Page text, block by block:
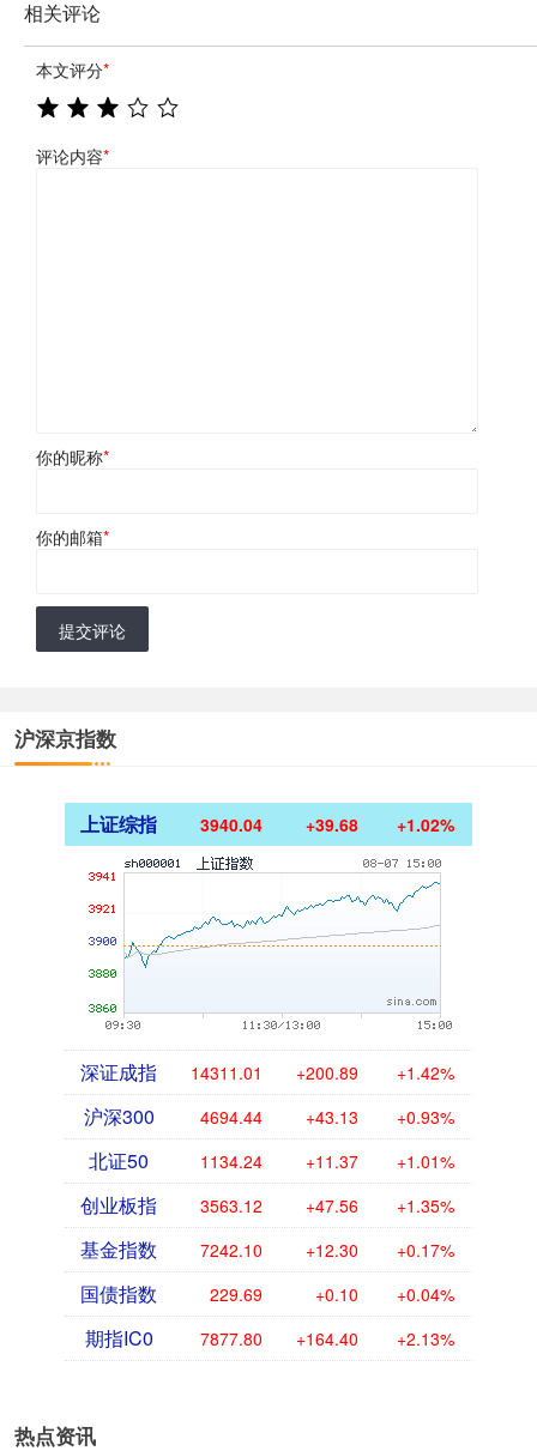
相关评论
本文评分*
评论内容*
你的昵称*
你的邮箱*
提交评论
沪深京指数
上证综指 3940.04 +39.68 +1.02%
深证成指 14311.01 +200.89 +1.42%
沪深300 4694.44 +43.13 +0.93%
北证50 1134.24 +11.37 +1.01%
创业板指 3563.12 +47.56 +1.35%
基金指数 7242.10 +12.30 +0.17%
国债指数 229.69 +0.10 +0.04%
期指IC0 7877.80 +164.40 +2.13%
热点资讯